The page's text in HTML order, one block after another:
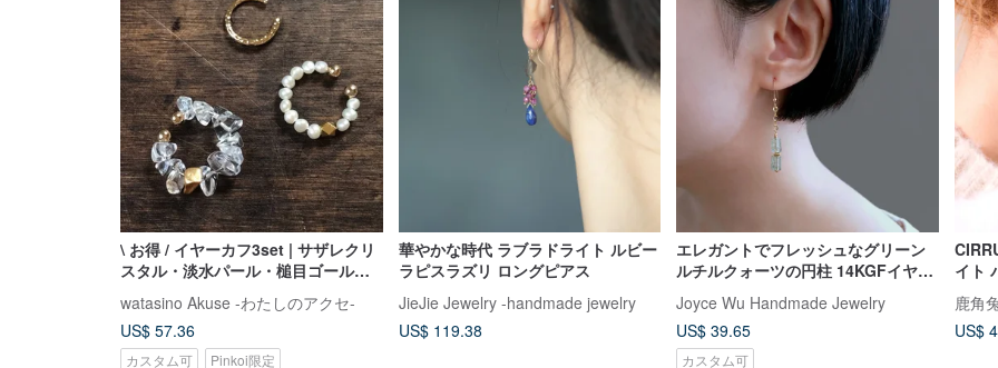
\ お得 / イヤーカフ3set | サザレクリ
スタル・淡水パール・槌目ゴールド-
watasino Akuse -わたしのアクセ-
US$ 57.36
カスタム可 Pinkoi限定
華やかな時代 ラブラドライト ルビー
ラピスラズリ ロングピアス
JieJie Jewelry -handmade jewelry
US$ 119.38
エレガントでフレッシュなグリーン
ルチルクォーツの円柱 14KGFイヤー
フックピアス | レトロダウントン
Joyce Wu Handmade Jewelry
US$ 39.65
カスタム可
イト
希望
鹿角
US$